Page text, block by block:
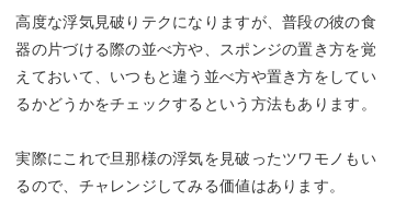
高度な浮気見破りテクになりますが、普段の彼の食
器の片づける際の並べ方や、スポンジの置き方を覚
えておいて、いつもと違う並べ方や置き方をしてい
るかどうかをチェックするという方法もあります。
実際にこれで旦那様の浮気を見破ったツワモノもい
るので、チャレンジしてみる価値はあります。